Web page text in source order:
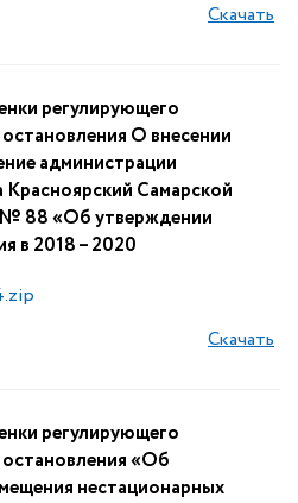
Скачать
регулирующего
О внесении
администрации
Самарской
88 «Об утверждении
в 2018 – 2020
Скачать
регулирующего
«Об
нестационарных